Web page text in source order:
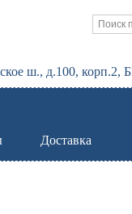
ш., д.100, корп.2,
Доставка